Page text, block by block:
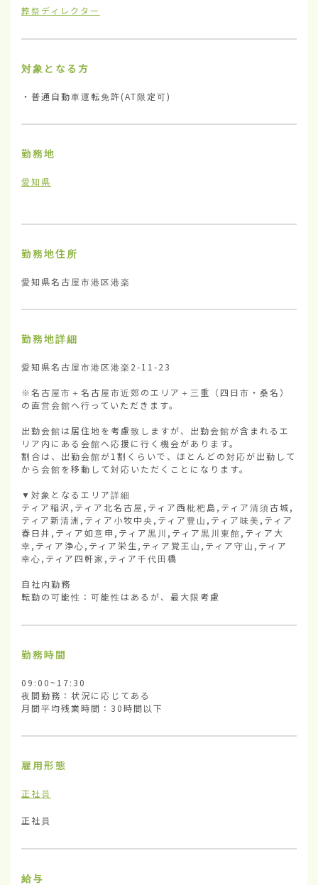
葬祭ディレクター
対象となる方
・普通自動車運転免許(AT限定可)
勤務地
愛知県
勤務地住所
愛知県名古屋市港区港楽
勤務地詳細
愛知県名古屋市港区港楽2-11-23
※名古屋市＋名古屋市近郊のエリア＋三重（四日市・桑名）
の直営会館へ行っていただきます。
出勤会館は居住地を考慮致しますが、出勤会館が含まれるエ
リア内にある会館へ応援に行く機会があります。
割合は、出勤会館が1割くらいで、ほとんどの対応が出勤して
から会館を移動して対応いただくことになります。
▼対象となるエリア詳細
ティア稲沢,ティア北名古屋,ティア西枇杷島,ティア清須古城,
ティア新清洲,ティア小牧中央,ティア豊山,ティア味美,ティア
春日井,ティア如意申,ティア黒川,ティア黒川東館,ティア大
幸,ティア浄心,ティア栄生,ティア覚王山,ティア守山,ティア
幸心,ティア四軒家,ティア千代田橋
自社内勤務
転勤の可能性：可能性はあるが、最大限考慮
勤務時間
09:00~17:30
夜間勤務：状況に応じてある
月間平均残業時間：30時間以下
雇用形態
正社員
正社員
給与